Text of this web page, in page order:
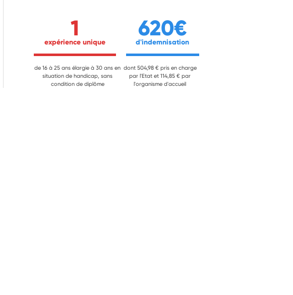
1
expérience unique
de 16 à 25 ans élargie à 30 ans en
situation de handicap, sans
condition de diplôme
620€
d'indemnisation
dont 504,98 € pris en charge
par l'Etat et 114,85 € par
l'organisme d'accueil